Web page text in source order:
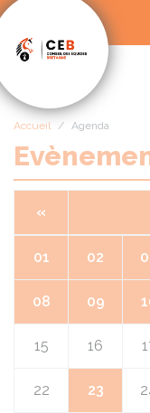
Accueil Agenda
«
01 02
08 09
15 16
22 23
Panneau de gestion